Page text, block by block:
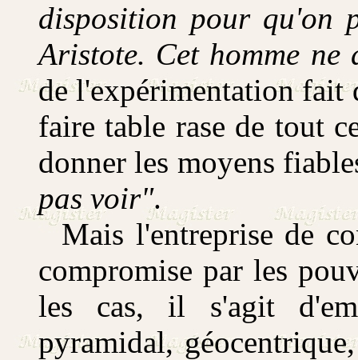
disposition pour qu'on
Aristote. Cet homme
de l'expérimentation fait
faire table rase de tout
donner les moyens
pas voir".
Mais l'entreprise de
compromise par les
les cas, il s'agit
pyramidal,